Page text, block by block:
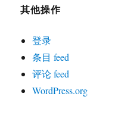
其他操作
登录
条目 feed
评论 feed
WordPress.org